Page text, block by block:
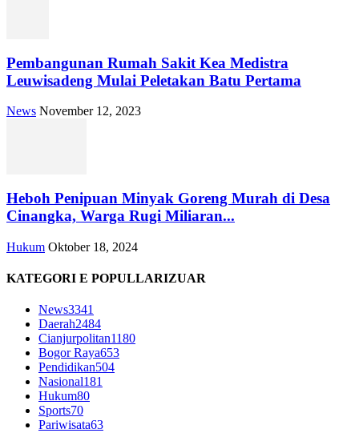
Pembangunan Rumah Sakit Kea Medistra
Leuwisadeng Mulai Peletakan Batu Pertama
News November 12, 2023
Heboh Penipuan Minyak Goreng Murah di Desa
Cinangka, Warga Rugi Miliaran...
Hukum Oktober 18, 2024
KATEGORI E POPULLARIZUAR
News3341
Daerah2484
Cianjurpolitan1180
Bogor Raya653
Pendidikan504
Nasional181
Hukum80
Sports70
Pariwisata63